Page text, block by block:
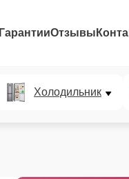
ГарантииОтзывы
Холодильник